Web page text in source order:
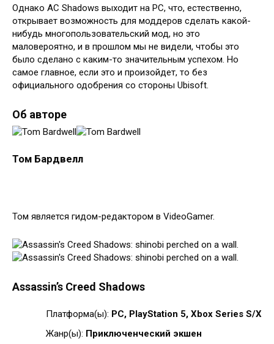
Однако AC Shadows выходит на PC, что, естественно,
открывает возможность для моддеров сделать какой-
нибудь многопользовательский мод, но это
маловероятно, и в прошлом мы не видели, чтобы это
было сделано с каким-то значительным успехом. Но
самое главное, если это и произойдет, то без
официального одобрения со стороны Ubisoft.
Об авторе
Том Бардвелл
Том является гидом-редактором в VideoGamer.
Assassin’s Creed Shadows
Платформа(ы): PC, PlayStation 5, Xbox Series S/X
Жанр(ы): Приключенческий экшен